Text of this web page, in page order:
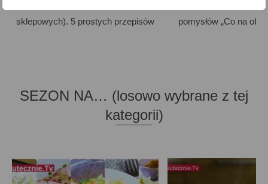
sklepowych). 5 prostych przepisów
pomysłów „Co na
SEZON NA… (losowo wybrane z tej
kategorii)